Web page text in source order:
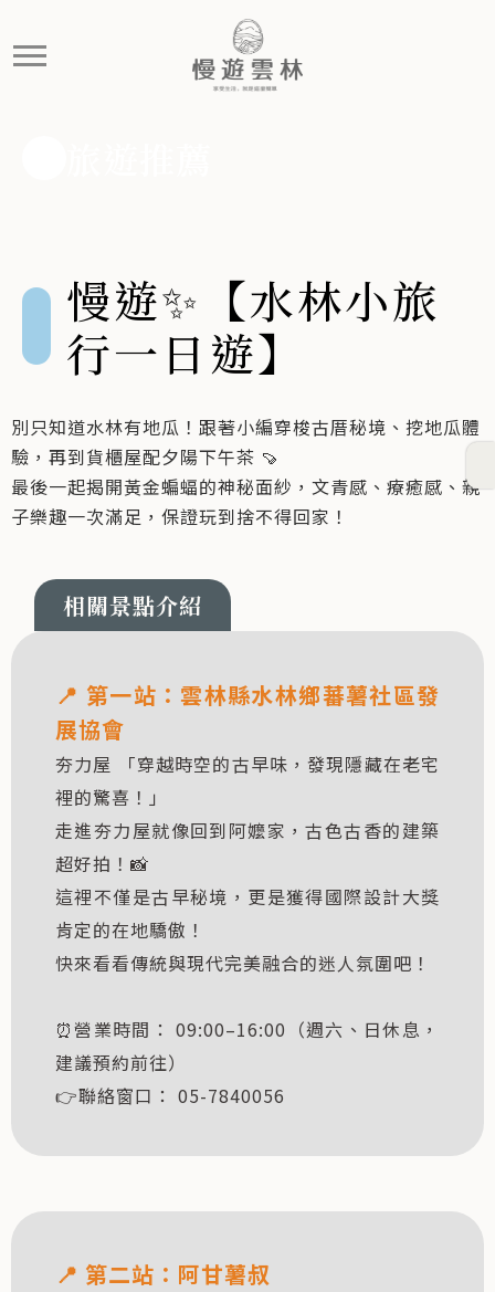
慢遊✨【水林小旅行一日遊】
別只知道水林有地瓜！跟著小編穿梭古厝秘境、挖地瓜體
慢遊✨【水林小旅
行一日遊】
別只知道水林有地瓜！跟著小編穿梭古厝秘境、挖地瓜體
驗，再到貨櫃屋配夕陽下午茶 🍠
最後一起揭開黃金蝙蝠的神秘面紗，文青感、療癒感、親
子樂趣一次滿足，保證玩到捨不得回家！
📍 第一站： 雲林縣水林鄉蕃薯社區發
展協會
夯力屋 「穿越時空的古早味，發現隱藏在老宅
裡的驚喜！」
走進夯力屋就像回到阿嬤家，古色古香的建築
超好拍！📸
這裡不僅是古早秘境，更是獲得國際設計大獎
肯定的在地驕傲！
快來看看傳統與現代完美融合的迷人氛圍吧！
⏰營業時間： 09:00–16:00（週六、日休息，
建議預約前往）
👉聯絡窗口： 05-7840056
📍 第二站： 阿甘薯叔